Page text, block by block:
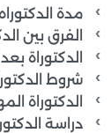
مدة
الفرق بين
الدكتوراة
شروط
الدكتوراة
دراسة